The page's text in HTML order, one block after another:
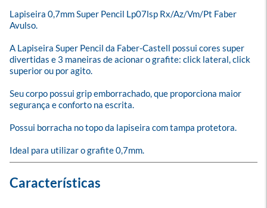
Lapiseira 0,7mm Super Pencil Lp07lsp Rx/Az/Vm/Pt Faber
Avulso.
A Lapiseira Super Pencil da Faber-Castell possui cores super
divertidas e 3 maneiras de acionar o grafite: click lateral, click
superior ou por agito.
Seu corpo possui grip emborrachado, que proporciona maior
segurança e conforto na escrita.
Possui borracha no topo da lapiseira com tampa protetora.
Ideal para utilizar o grafite 0,7mm.